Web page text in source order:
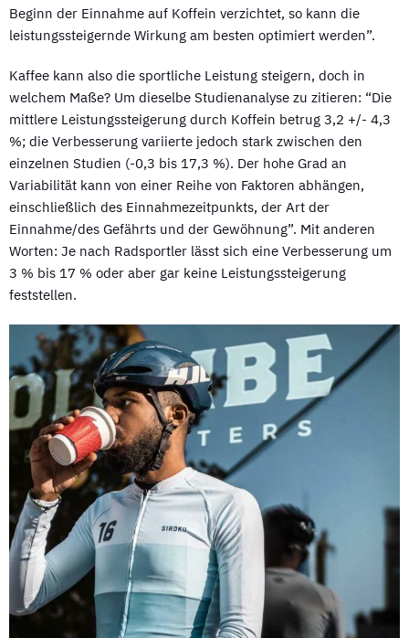
Beginn der Einnahme auf Koffein verzichtet, so kann die
leistungssteigernde Wirkung am besten optimiert werden”.
Kaffee kann also die sportliche Leistung steigern, doch in
welchem Maße? Um dieselbe Studienanalyse zu zitieren: “Die
mittlere Leistungssteigerung durch Koffein betrug 3,2 +/- 4,3
%; die Verbesserung variierte jedoch stark zwischen den
einzelnen Studien (-0,3 bis 17,3 %). Der hohe Grad an
Variabilität kann von einer Reihe von Faktoren abhängen,
einschließlich des Einnahmezeitpunkts, der Art der
Einnahme/des Gefährts und der Gewöhnung”. Mit anderen
Worten: Je nach Radsportler lässt sich eine Verbesserung um
3 % bis 17 % oder aber gar keine Leistungssteigerung
feststellen.